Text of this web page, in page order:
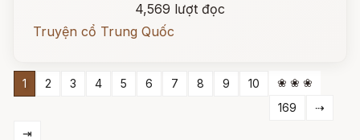
4,569 lượt đọc
Truyện cổ Trung Quốc
1 2 3 4 5 6 7 8 9 10
❀ ❀ ❀
169
⇢
⇥